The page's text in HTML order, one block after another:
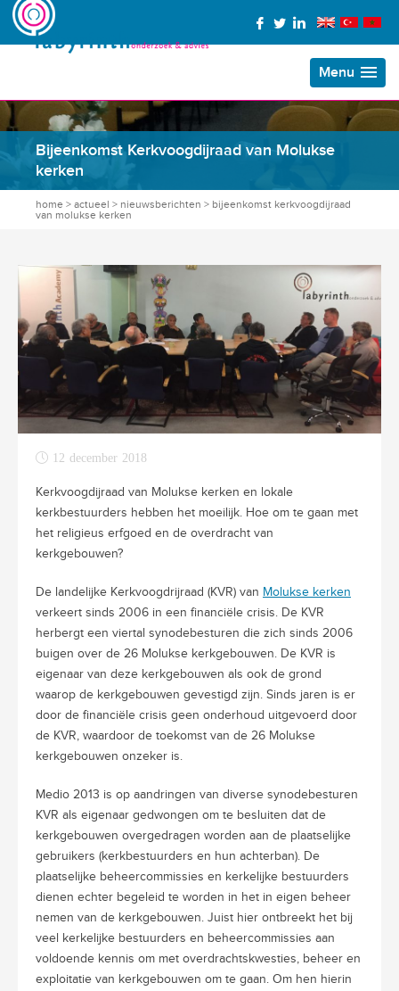
Menu
Bijeenkomst Kerkvoogdijraad van Molukse
kerken
home > actueel > nieuwsberichten > bijeenkomst kerkvoogdijraad
van molukse kerken
12 december 2018
Kerkvoogdijraad van Molukse kerken en lokale
kerkbestuurders hebben het moeilijk. Hoe om te gaan met
het religieus erfgoed en de overdracht van
kerkgebouwen?
De landelijke Kerkvoogdrijraad (KVR) van Molukse kerken
verkeert sinds 2006 in een financiële crisis. De KVR
herbergt een viertal synodebesturen die zich sinds 2006
buigen over de 26 Molukse kerkgebouwen. De KVR is
eigenaar van deze kerkgebouwen als ook de grond
waarop de kerkgebouwen gevestigd zijn. Sinds jaren is er
door de financiële crisis geen onderhoud uitgevoerd door
de KVR, waardoor de toekomst van de 26 Molukse
kerkgebouwen onzeker is.
Medio 2013 is op aandringen van diverse synodebesturen
KVR als eigenaar gedwongen om te besluiten dat de
kerkgebouwen overgedragen worden aan de plaatselijke
gebruikers (kerkbestuurders en hun achterban). De
plaatselijke beheercommissies en kerkelijke bestuurders
dienen echter begeleid te worden in het in eigen beheer
nemen van de kerkgebouwen. Juist hier ontbreekt het bij
veel kerkelijke bestuurders en beheercommissies aan
voldoende kennis om met overdrachtskwesties, beheer en
exploitatie van kerkgebouwen om te gaan. Om hen hierin